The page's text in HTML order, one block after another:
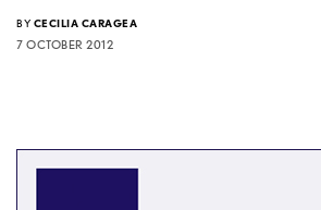
BY CECILIA CARAGEA
7 OCTOBER 2012